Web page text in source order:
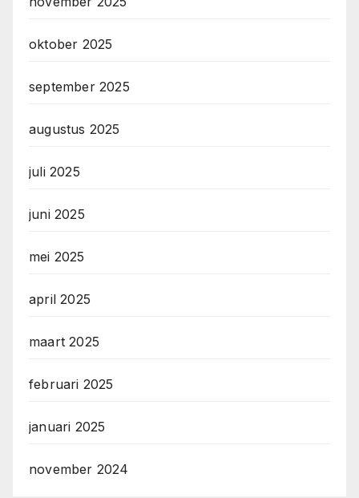
oktober 2025
september 2025
augustus 2025
juli 2025
juni 2025
mei 2025
april 2025
maart 2025
februari 2025
januari 2025
november 2024